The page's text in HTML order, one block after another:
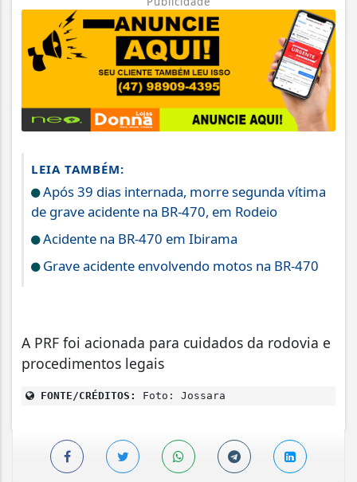
LEIA TAMBÉM:
Após 39 dias internada, morre segunda vítima
de grave acidente na BR-470, em Rodeio
Acidente na BR-470 em Ibirama
Grave acidente envolvendo motos na BR-470
A PRF foi acionada para cuidados da rodovia e
procedimentos legais
FONTE/CRÉDITOS: Foto: Jossara